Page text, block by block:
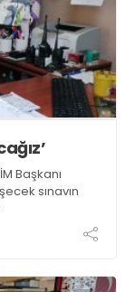
Başkanı
sınavın
genelinde ses